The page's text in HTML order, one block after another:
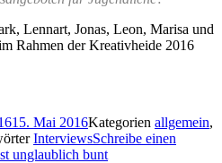
Lennart, Jonas, Leon, Marisa und
Rahmen der Kreativheide 2016
15. Mai 2016Kategorien allgemein,
InterviewsSchreibe einen
unglaublich bunt